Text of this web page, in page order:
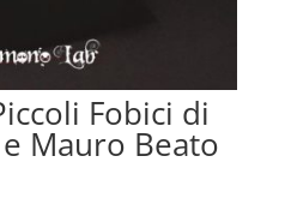
Fobici di
Mauro Beato